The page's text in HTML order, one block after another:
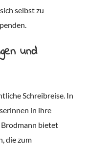
selbst zu
und
Schreibreise. In
in ihre
Brodmann bietet
die zum